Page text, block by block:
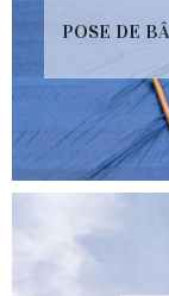
POSE DE